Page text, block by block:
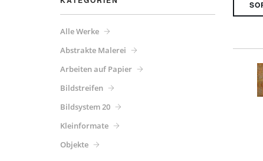
Alle Werke
Abstrakte Malerei
Arbeiten auf Papier
Bildstreifen
Bildsystem 20
Kleinformate
Objekte